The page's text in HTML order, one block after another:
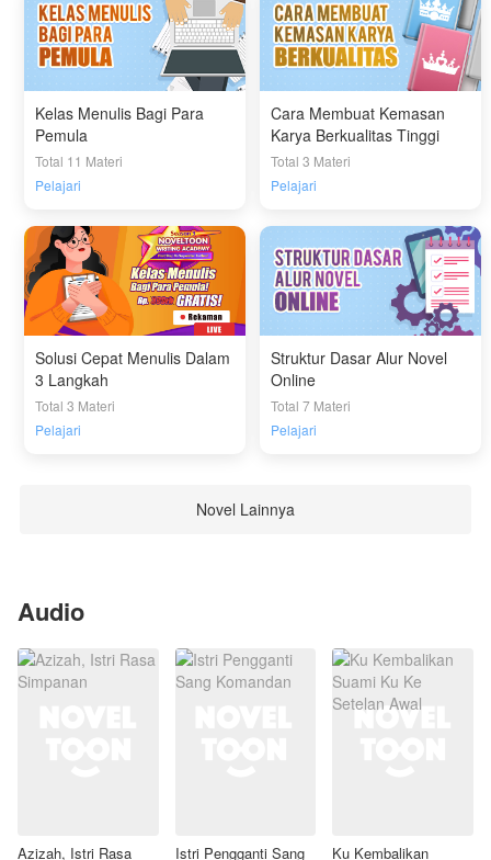
Kelas Menulis Bagi Para
Pemula
Total 11 Materi
Pelajari
Cara Membuat Kemasan
Karya Berkualitas Tinggi
Total 3 Materi
Pelajari
Solusi Cepat Menulis Dalam
3 Langkah
Total 3 Materi
Pelajari
Struktur Dasar Alur Novel
Online
Total 7 Materi
Pelajari
Novel Lainnya
Audio
Azizah, Istri Rasa Istri Pengganti Sang Ku Kembalikan